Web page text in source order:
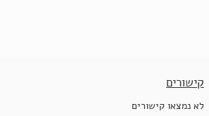
קישורים
לא נמצאו קישורים